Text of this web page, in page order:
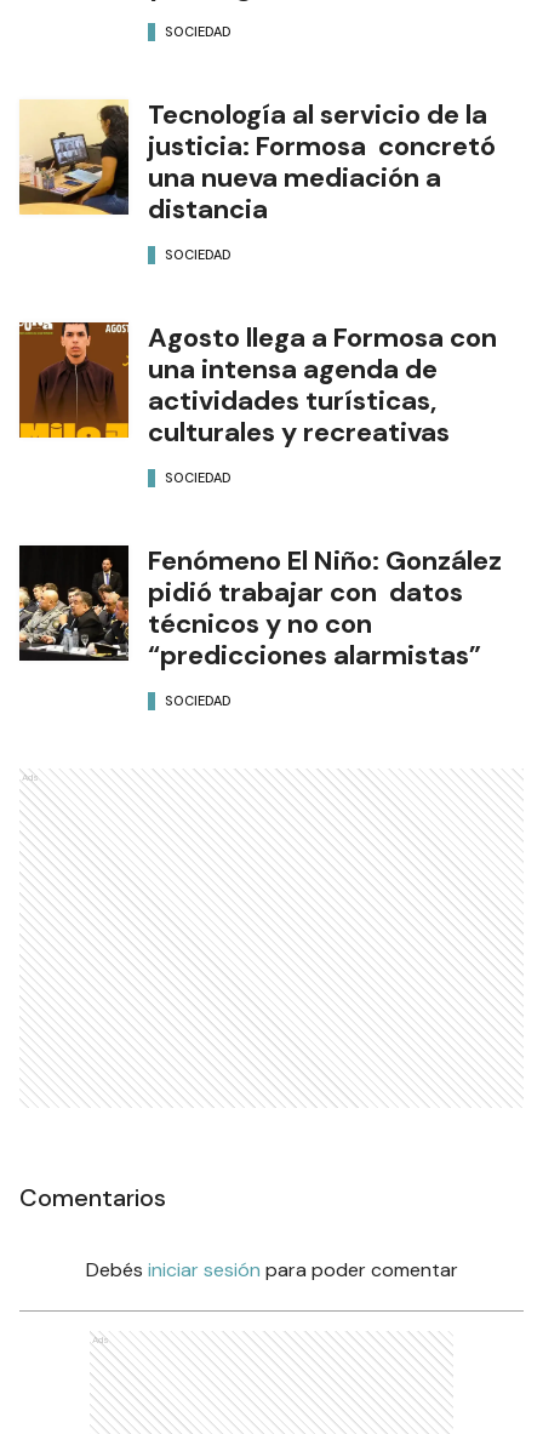
SOCIEDAD
Tecnología al servicio de la
justicia: Formosa concretó
una nueva mediación a
distancia
SOCIEDAD
Agosto llega a Formosa con
una intensa agenda de
actividades turísticas,
culturales y recreativas
SOCIEDAD
Fenómeno El Niño: González
pidió trabajar con datos
técnicos y no con
“predicciones alarmistas”
SOCIEDAD
Ads
Comentarios
Debés iniciar sesión para poder comentar
Ads